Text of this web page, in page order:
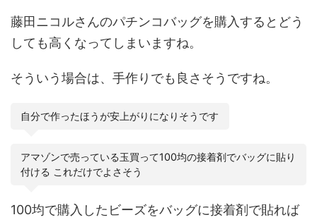
藤田ニコルさんのパチンコバッグを購入するとどう
しても高くなってしまいますね。
そういう場合は、手作りでも良さそうですね。
自分で作ったほうが安上がりになりそうです
アマゾンで売っている玉買って100均の接着剤でバッグに貼り
付ける これだけでよさそう
100均で購入したビーズをバッグに接着剤で貼れば